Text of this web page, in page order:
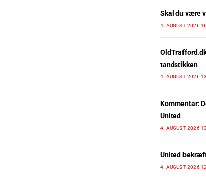
Skal du være
4. AUGUST 2026
tandstikken
4. AUGUST 2026
Kommentar:
United
4. AUGUST 2026
United
4. AUGUST 2026